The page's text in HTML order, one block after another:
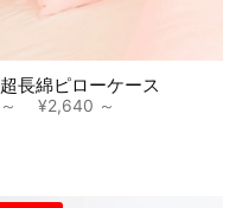
超長綿ピローケース
～ ¥2,640